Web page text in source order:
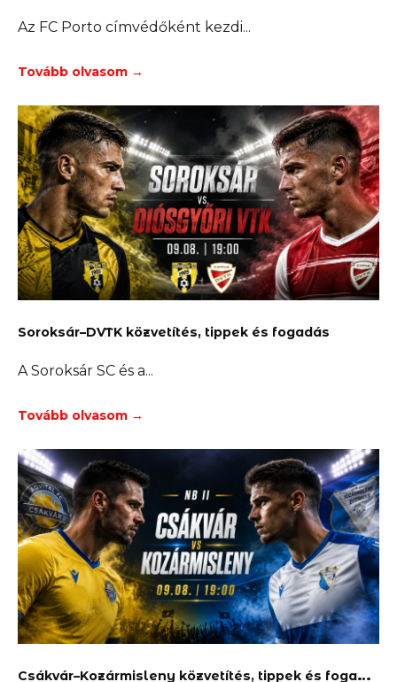
Az FC Porto címvédőként kezdi
Tovább olvasom →
Soroksár–DVTK közvetítés, tippek és fogadás
A Soroksár SC és a
Tovább olvasom →
C
sákvár–Kozármisleny közvetítés, tippek és fogadás